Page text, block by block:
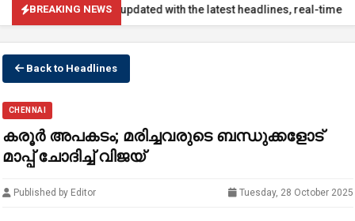
BREAKING NEWS
NEWS: Stay updated with the latest headlines, real-time
Back to Headlines
CHENNAI
കരൂർ അപകടം; മരിച്ചവരുടെ ബന്ധുക്കളോട്
മാപ്പ് ചോദിച്ച് വിജയ്
Published by Editor Tuesday, 28 October 2025